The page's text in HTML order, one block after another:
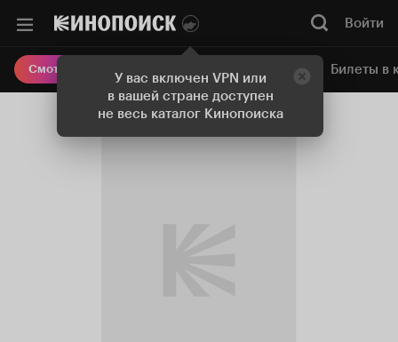
У вас включен VPN или
в вашей стране доступен
не весь каталог Кинопоиска
Войти
Смотреть кино Онлайн-кинотеатр Билеты в